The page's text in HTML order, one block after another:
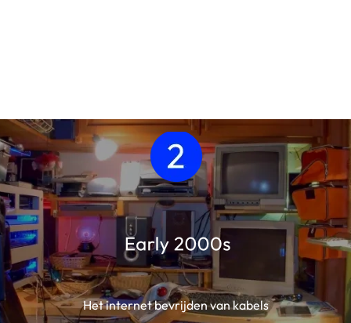
Het internet bevrijden van kabels